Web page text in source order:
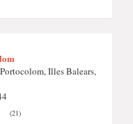
Illes Balears,
(21)